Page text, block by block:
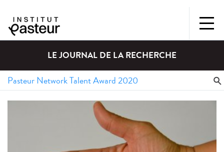
LE JOURNAL DE LA RECHERCHE